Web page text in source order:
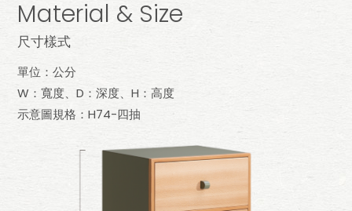
Material & Size
尺寸樣式
單位：公分
W：寬度、D：深度、H：高度
示意圖規格：H74-四抽